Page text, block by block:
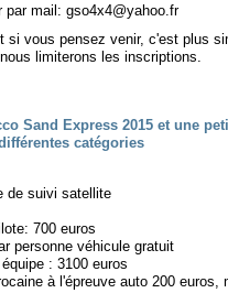
par mail: gso4x4@yahoo.fr
si vous pensez venir, c'est plus
limiterons les inscriptions.
de suivi satellite
700 euros
personne véhicule gratuit
: 3100 euros
à l'épreuve auto 200 euros,